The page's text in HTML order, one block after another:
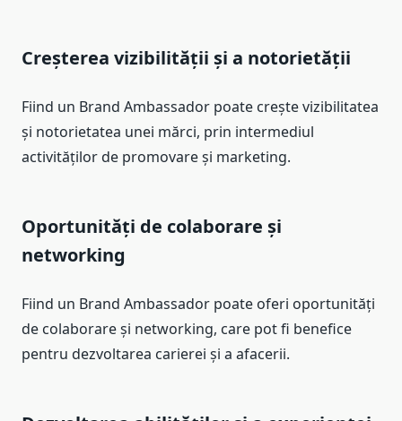
Creșterea vizibilității și a notorietății
Fiind un Brand Ambassador poate crește vizibilitatea
și notorietatea unei mărci, prin intermediul
activităților de promovare și marketing.
Oportunități de colaborare și
networking
Fiind un Brand Ambassador poate oferi oportunități
de colaborare și networking, care pot fi benefice
pentru dezvoltarea carierei și a afacerii.